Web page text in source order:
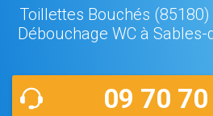
Toillettes Bouchés (85180)
Débouchage WC à Sables-
09 70